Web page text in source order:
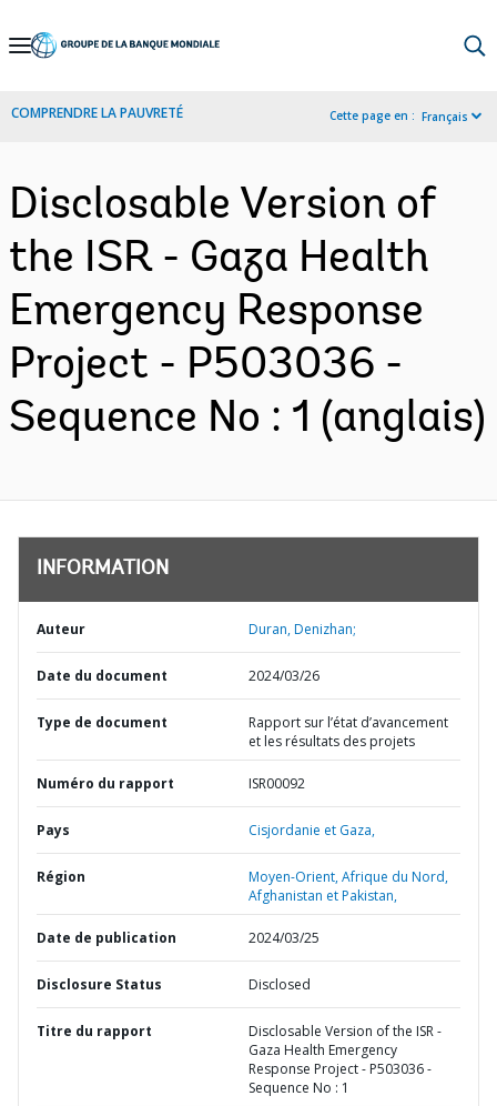
Skip
Navigation
COMPRENDRE LA PAUVRETÉ Cette page en : Français
Disclosable Version of
the ISR - Gaza Health
Emergency Response
Project - P503036 -
Sequence No : 1 (anglais)
INFORMATION
Auteur Duran, Denizhan;
Date du document 2024/03/26
Type de document
Rapport sur l’état d’avancement
et les résultats des projets
Numéro du rapport ISR00092
Pays Cisjordanie et Gaza,
Région
Moyen-Orient, Afrique du Nord,
Afghanistan et Pakistan,
Date de publication 2024/03/25
Disclosure Status Disclosed
Titre du rapport
Disclosable Version of the ISR -
Gaza Health Emergency
Response Project - P503036 -
Sequence No : 1